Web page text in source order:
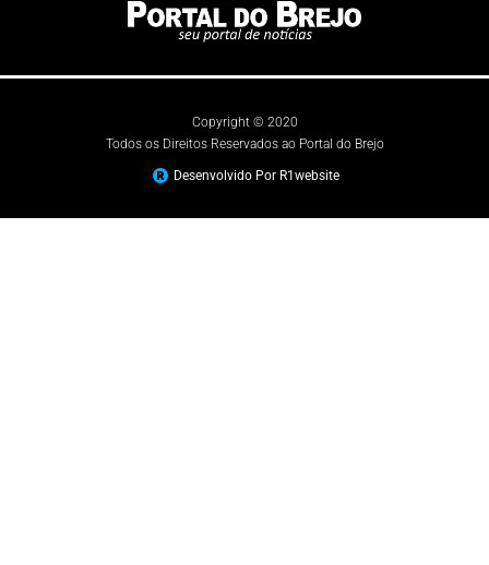
Copyright © 2020
Todos os Direitos Reservados ao Portal do Brejo
Desenvolvido Por R1website